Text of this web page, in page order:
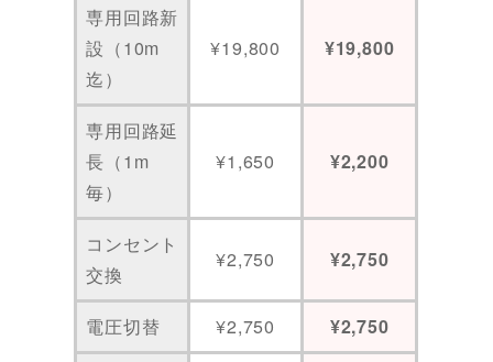
専用回路新
設（10m
迄）
¥19,800 ¥19,800
​専用回路延
長（1m
毎）
¥1,650 ¥2,200
コンセント
交換
¥2,750 ¥2,750
電圧切替 ¥2,750 ¥2,750